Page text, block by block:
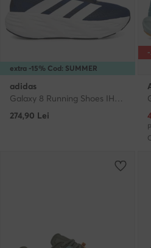
extra -15% Cod: SUMMER
adidas
Galaxy 8 Running Shoes IH9813 · Pantofi pentru alergare
274,90 Lei